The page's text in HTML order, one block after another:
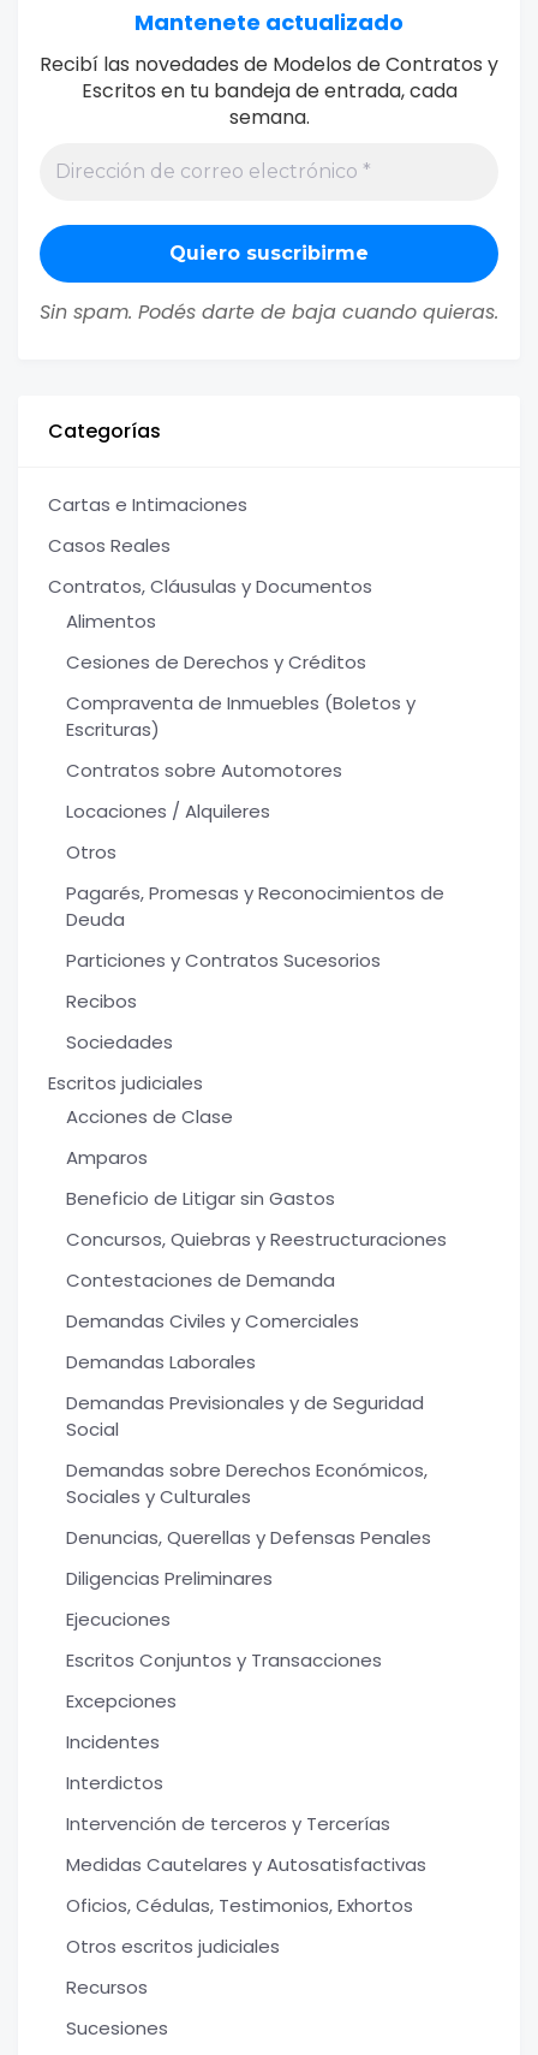
Mantenete actualizado
Recibí las novedades de Modelos de Contratos y
Escritos en tu bandeja de entrada, cada
semana.
Sin spam. Podés darte de baja cuando quieras.
Categorías
Cartas e Intimaciones
Casos Reales
Contratos, Cláusulas y Documentos
Alimentos
Cesiones de Derechos y Créditos
Compraventa de Inmuebles (Boletos y
Escrituras)
Contratos sobre Automotores
Locaciones / Alquileres
Otros
Pagarés, Promesas y Reconocimientos de
Deuda
Particiones y Contratos Sucesorios
Recibos
Sociedades
Escritos judiciales
Acciones de Clase
Amparos
Beneficio de Litigar sin Gastos
Concursos, Quiebras y Reestructuraciones
Contestaciones de Demanda
Demandas Civiles y Comerciales
Demandas Laborales
Demandas Previsionales y de Seguridad
Social
Demandas sobre Derechos Económicos,
Sociales y Culturales
Denuncias, Querellas y Defensas Penales
Diligencias Preliminares
Ejecuciones
Escritos Conjuntos y Transacciones
Excepciones
Incidentes
Interdictos
Intervención de terceros y Tercerías
Medidas Cautelares y Autosatisfactivas
Oficios, Cédulas, Testimonios, Exhortos
Otros escritos judiciales
Recursos
Sucesiones